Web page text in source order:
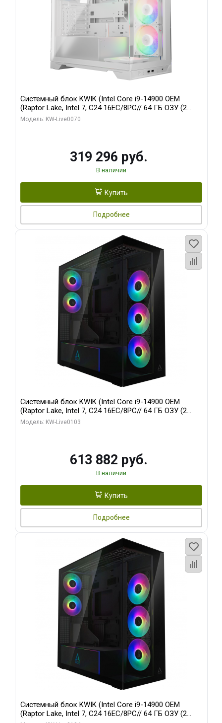
Системный блок KWIK (Intel Core i9-14900 OEM
(Raptor Lake, Intel 7, C24 16EC/8PC// 64 ГБ ОЗУ (2
модуля)/ Gigabyte RTX5080 XTREME WATERFORCE
Модель: KW-Live0070
319 296 руб.
В наличии
Купить
Подробнее
Системный блок KWIK (Intel Core i9-14900 OEM
(Raptor Lake, Intel 7, C24 16EC/8PC// 64 ГБ ОЗУ (2
модуля)/ Afox RTX4090 24GB GDDR6X 384-Bit 3xDP
Модель: KW-Live0103
613 882 руб.
В наличии
Купить
Подробнее
Системный блок KWIK (Intel Core i9-14900 OEM
(Raptor Lake, Intel 7, C24 16EC/8PC// 64 ГБ ОЗУ (2